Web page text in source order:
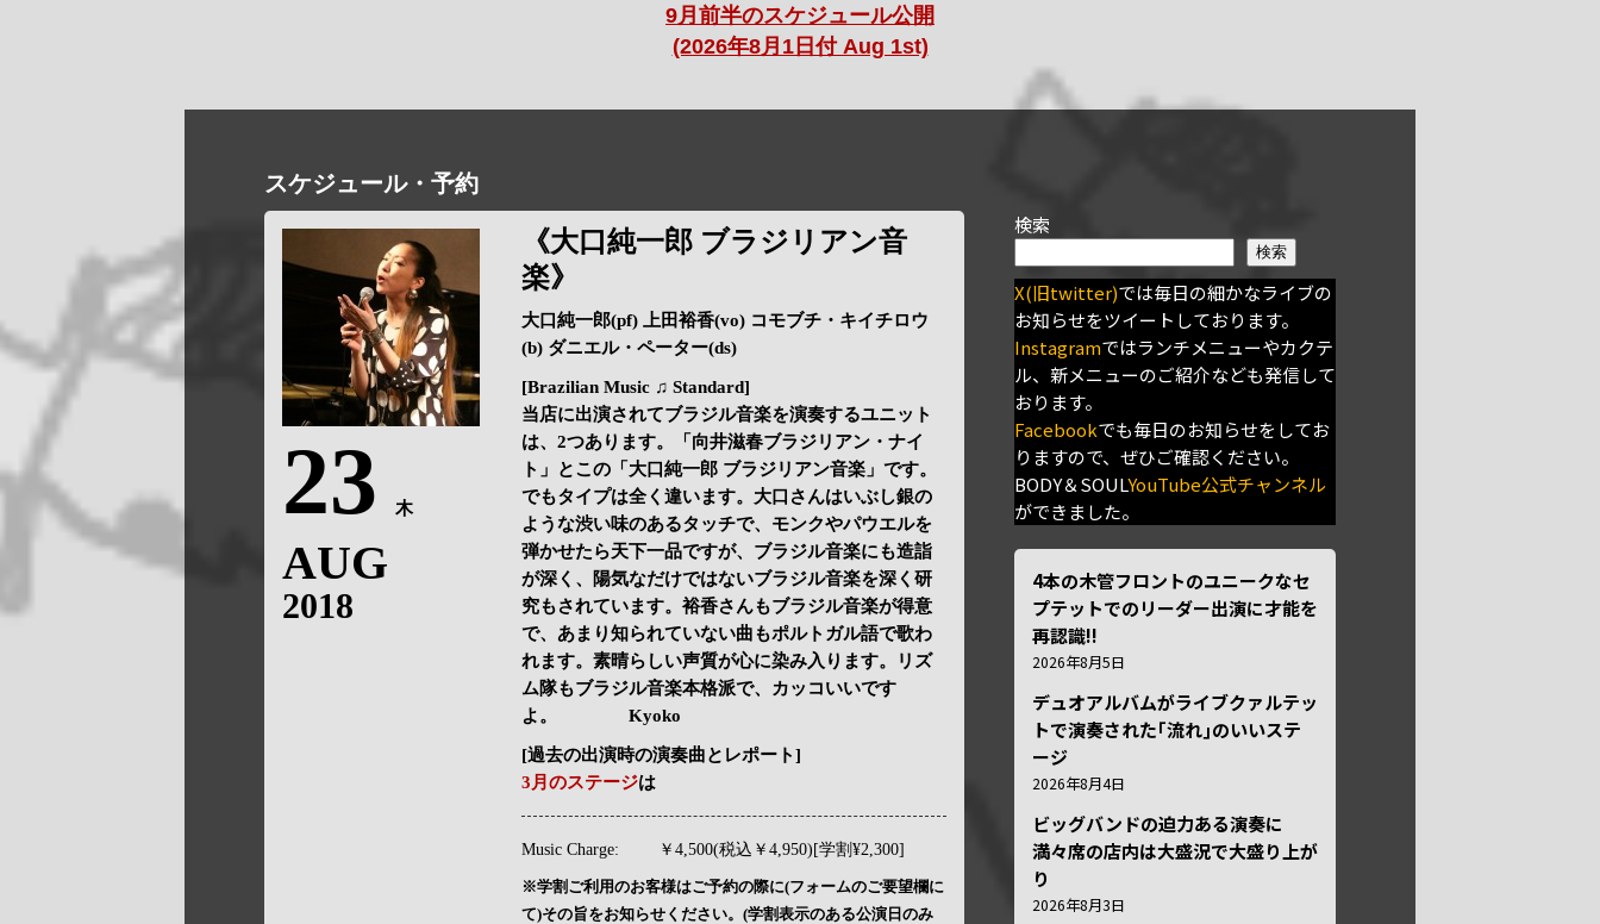
9月前半のスケジュール公開
(2026年8月1日付 Aug 1st)
スケジュール・予約
23 木
AUG
2018
《大口純一郎 ブラジリアン音
楽》
大口純一郎(pf) 上田裕香(vo) コモブチ・キイチロウ
(b) ダニエル・ペーター(ds)
[Brazilian Music ♫ Standard]
当店に出演されてブラジル音楽を演奏するユニット
は、2つあります。「向井滋春ブラジリアン・ナイ
ト」とこの「大口純一郎 ブラジリアン音楽」です。
でもタイプは全く違います。大口さんはいぶし銀の
ような渋い味のあるタッチで、モンクやパウエルを
弾かせたら天下一品ですが、ブラジル音楽にも造詣
が深く、陽気なだけではないブラジル音楽を深く研
究もされています。裕香さんもブラジル音楽が得意
で、あまり知られていない曲もポルトガル語で歌わ
れます。素晴らしい声質が心に染み入ります。リズ
ム隊もブラジル音楽本格派で、カッコいいです
よ。 Kyoko
[過去の出演時の演奏曲とレポート]
3月のステージは
Music Charge: ￥4,500(税込￥4,950)[学割¥2,300]
※学割ご利用のお客様はご予約の際に(フォームのご要望欄に
て)その旨をお知らせください。(学割表示のある公演日のみ
検索
検索
X(旧twitter)では毎日の細かなライブの
お知らせをツイートしております。
Instagramではランチメニューやカクテ
ル、新メニューのご紹介なども発信して
おります。
Facebookでも毎日のお知らせをしてお
りますので、ぜひご確認ください。
BODY＆SOULYouTube公式チャンネル
ができました。
4本の木管フロントのユニークなセ
プテットでのリーダー出演に才能を
再認識!!
2026年8月5日
デュオアルバムがライブクァルテッ
トで演奏された｢流れ｣のいいステ
ージ
2026年8月4日
ビッグバンドの迫力ある演奏に
満々席の店内は大盛況で大盛り上が
り
2026年8月3日